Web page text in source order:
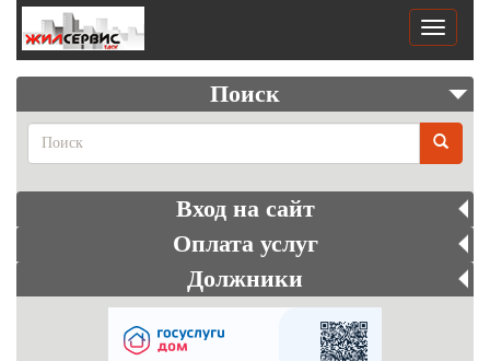
Перейти
основному
содержанию
Toggle
Поиск
Вход на сайт
Оплата услуг
Должники